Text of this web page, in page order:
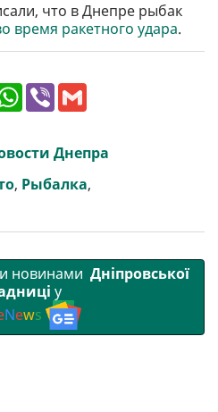
что в Днепре рыбак
время ракетного удара.
W
h
s
A
p
p
V
r l
Днепра
, Рыбалка,
новинами Дніпровської
у
News